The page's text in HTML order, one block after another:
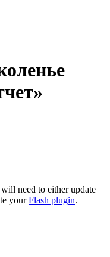
need to either update
yourFlash plugin.